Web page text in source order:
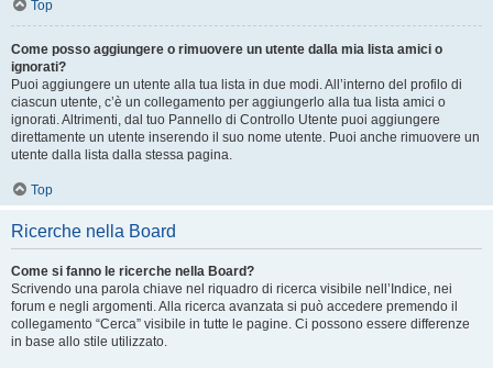
Top
Come posso aggiungere o rimuovere un utente dalla mia lista amici o
ignorati?
Puoi aggiungere un utente alla tua lista in due modi. All’interno del profilo di
ciascun utente, c’è un collegamento per aggiungerlo alla tua lista amici o
ignorati. Altrimenti, dal tuo Pannello di Controllo Utente puoi aggiungere
direttamente un utente inserendo il suo nome utente. Puoi anche rimuovere un
utente dalla lista dalla stessa pagina.
Top
Ricerche nella Board
Come si fanno le ricerche nella Board?
Scrivendo una parola chiave nel riquadro di ricerca visibile nell’Indice, nei
forum e negli argomenti. Alla ricerca avanzata si può accedere premendo il
collegamento “Cerca” visibile in tutte le pagine. Ci possono essere differenze
in base allo stile utilizzato.